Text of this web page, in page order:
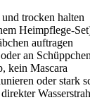
trocken halten
Heimpflege-
auftragen
an
kein Mascara
oder stark